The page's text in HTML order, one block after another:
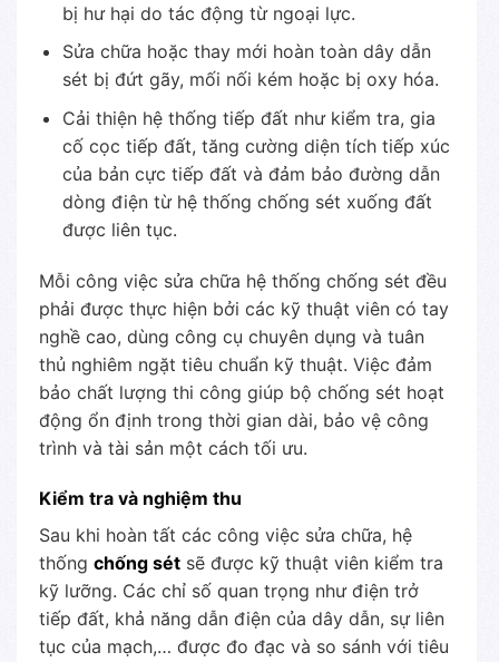
bị hư hại do tác động từ ngoại lực.
Sửa chữa hoặc thay mới hoàn toàn dây dẫn
sét bị đứt gãy, mối nối kém hoặc bị oxy hóa.
Cải thiện hệ thống tiếp đất như kiểm tra, gia
cố cọc tiếp đất, tăng cường diện tích tiếp xúc
của bản cực tiếp đất và đảm bảo đường dẫn
dòng điện từ hệ thống chống sét xuống đất
được liên tục.
Mỗi công việc sửa chữa hệ thống chống sét đều
phải được thực hiện bởi các kỹ thuật viên có tay
nghề cao, dùng công cụ chuyên dụng và tuân
thủ nghiêm ngặt tiêu chuẩn kỹ thuật. Việc đảm
bảo chất lượng thi công giúp bộ chống sét hoạt
động ổn định trong thời gian dài, bảo vệ công
trình và tài sản một cách tối ưu.
Kiểm tra và nghiệm thu
Sau khi hoàn tất các công việc sửa chữa, hệ
thống chống sét sẽ được kỹ thuật viên kiểm tra
kỹ lưỡng. Các chỉ số quan trọng như điện trở
tiếp đất, khả năng dẫn điện của dây dẫn, sự liên
tục của mạch,… được đo đạc và so sánh với tiêu